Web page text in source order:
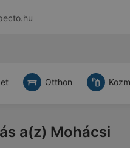
Otthon
a(z) Mohácsi